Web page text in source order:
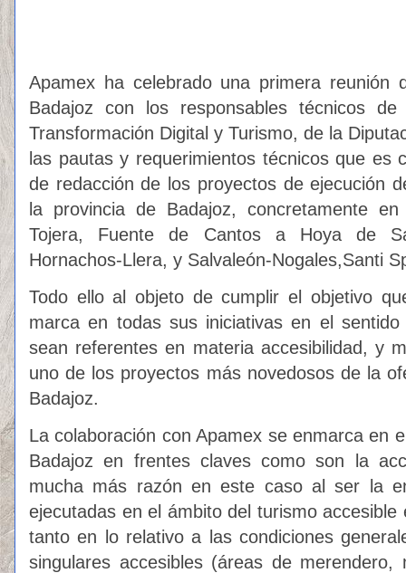
Apamex ha celebrado una primera reunión
Badajoz con los responsables técnicos
Transformación Digital y Turismo, de la
las pautas y requerimientos técnicos que es
de redacción de los proyectos de ejecución
la provincia de Badajoz, concretamente
Tojera, Fuente de Cantos a Hoya de
Hornachos-Llera, y Salvaleón-Nogales,Santi
Todo ello al objeto de cumplir el objetivo
marca en todas sus iniciativas en el
sean referentes en materia accesibilidad, y
uno de los proyectos más novedosos de la
Badajoz.
La colaboración con Apamex se enmarca en
Badajoz en frentes claves como son la
mucha más razón en este caso al ser la
ejecutadas en el ámbito del turismo
tanto en lo relativo a las condiciones
singulares accesibles (áreas de merendero,